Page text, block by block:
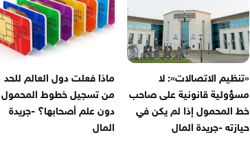
«تنظيم الاتصالات»: لا
مسؤولية قانونية على صاحب
خط المحمول إذا لم يكن في
حيازته -جريدة المال
ماذا فعلت دول العالم للحد
من تسجيل خطوط المحمول
دون علم أصحابها؟ -جريدة
المال